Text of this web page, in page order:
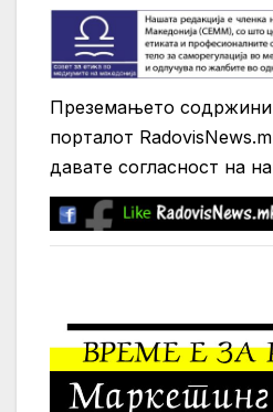
Преземањето
порталот
давате согласност на